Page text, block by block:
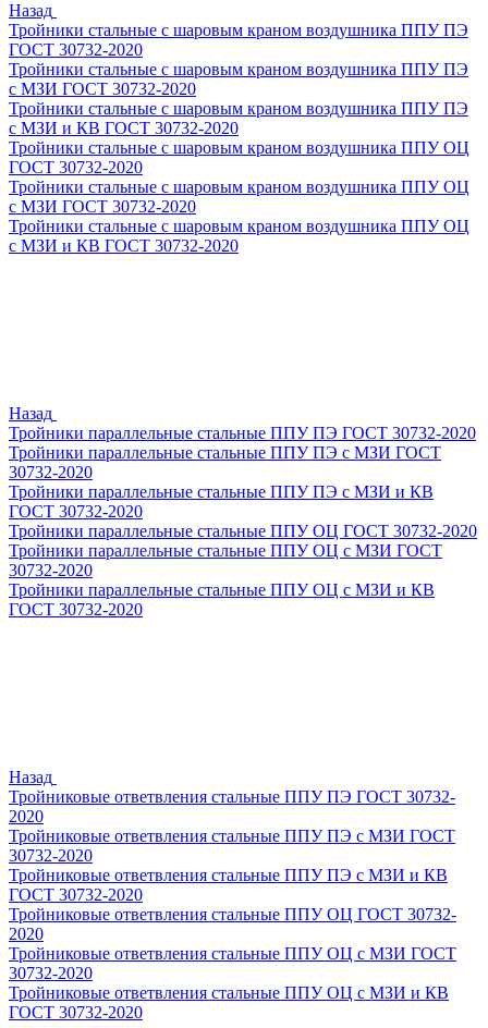
Назад
Тройники стальные с шаровым краном воздушника ППУ ПЭ
ГОСТ 30732-2020
Тройники стальные с шаровым краном воздушника ППУ ПЭ
с МЗИ ГОСТ 30732-2020
Тройники стальные с шаровым краном воздушника ППУ ПЭ
с МЗИ и КВ ГОСТ 30732-2020
Тройники стальные с шаровым краном воздушника ППУ ОЦ
ГОСТ 30732-2020
Тройники стальные с шаровым краном воздушника ППУ ОЦ
с МЗИ ГОСТ 30732-2020
Тройники стальные с шаровым краном воздушника ППУ ОЦ
с МЗИ и КВ ГОСТ 30732-2020
Назад
Тройники параллельные стальные ППУ ПЭ ГОСТ 30732-2020
Тройники параллельные стальные ППУ ПЭ с МЗИ ГОСТ
30732-2020
Тройники параллельные стальные ППУ ПЭ с МЗИ и КВ
ГОСТ 30732-2020
Тройники параллельные стальные ППУ ОЦ ГОСТ 30732-2020
Тройники параллельные стальные ППУ ОЦ с МЗИ ГОСТ
30732-2020
Тройники параллельные стальные ППУ ОЦ с МЗИ и КВ
ГОСТ 30732-2020
Назад
Тройниковые ответвления стальные ППУ ПЭ ГОСТ 30732-
2020
Тройниковые ответвления стальные ППУ ПЭ с МЗИ ГОСТ
30732-2020
Тройниковые ответвления стальные ППУ ПЭ с МЗИ и КВ
ГОСТ 30732-2020
Тройниковые ответвления стальные ППУ ОЦ ГОСТ 30732-
2020
Тройниковые ответвления стальные ППУ ОЦ с МЗИ ГОСТ
30732-2020
Тройниковые ответвления стальные ППУ ОЦ с МЗИ и КВ
ГОСТ 30732-2020